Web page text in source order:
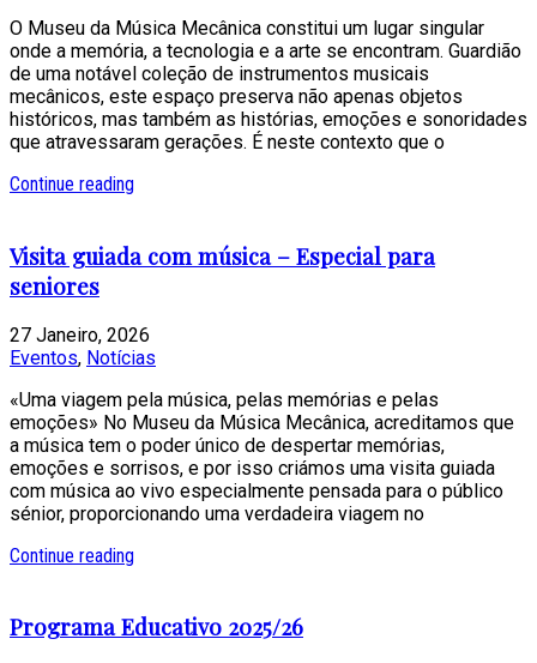
O Museu da Música Mecânica constitui um lugar singular
onde a memória, a tecnologia e a arte se encontram. Guardião
de uma notável coleção de instrumentos musicais
mecânicos, este espaço preserva não apenas objetos
históricos, mas também as histórias, emoções e sonoridades
que atravessaram gerações. É neste contexto que o
Continue reading
Visita guiada com música – Especial para
seniores
27 Janeiro, 2026
Eventos, Notícias
«Uma viagem pela música, pelas memórias e pelas
emoções» No Museu da Música Mecânica, acreditamos que
a música tem o poder único de despertar memórias,
emoções e sorrisos, e por isso criámos uma visita guiada
com música ao vivo especialmente pensada para o público
sénior, proporcionando uma verdadeira viagem no
Continue reading
Programa Educativo 2025/26